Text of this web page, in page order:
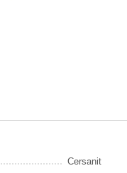
Cersanit